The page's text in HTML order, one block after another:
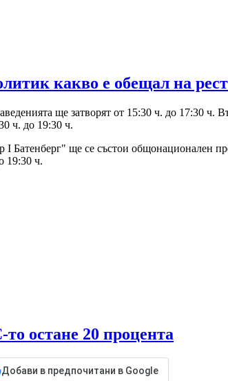
какво е обещал на
ще затворят от 15:30 ч. до 17:30 ч.
ч. до 19:30 ч.
Батенберг" ще се състои общонационален
19:30 ч.
остане 20 процента
Добави в предпочитани в Google